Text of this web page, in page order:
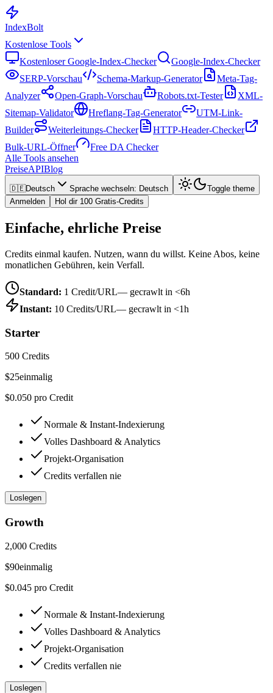
IndexBolt
Kostenlose Tools
Kostenloser Google-Index-Checker
Google-Index-Checker
SERP-Vorschau
Schema-Markup-Generator
Meta-Tag-
Analyzer
Open-Graph-Vorschau Robots.txt-Tester
XML-
Sitemap-Validator
Hreflang-Tag-Generator
UTM-Link-
Builder
Weiterleitungs-Checker
HTTP-Header-Checker
Bulk-URL-Öffner
Free DA Checker
Alle Tools ansehen
PreiseAPIBlog
🇩🇪Deutsch Sprache wechseln: Deutsch
Toggle theme
Anmelden
Hol dir 100 Gratis-Credits
Einfache, ehrliche Preise
Credits einmal kaufen. Nutzen, wann du willst. Keine Abos, keine
monatlichen Gebühren, kein Verfall.
Standard: 1 Credit/URL— gecrawlt in <6h
Instant: 10 Credits/URL— gecrawlt in <1h
Starter
500 Credits
$25einmalig
$0.050 pro Credit
Normale & Instant-Indexierung
Volles Dashboard & Analytics
Projekt-Organisation
Credits verfallen nie
Loslegen
Growth
2,000 Credits
$90einmalig
$0.045 pro Credit
Normale & Instant-Indexierung
Volles Dashboard & Analytics
Projekt-Organisation
Credits verfallen nie
Loslegen